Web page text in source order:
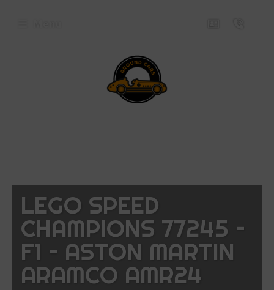
LEGO SPEED
CHAMPIONS 77245 –
F1 – ASTON MARTIN
ARAMCO AMR24